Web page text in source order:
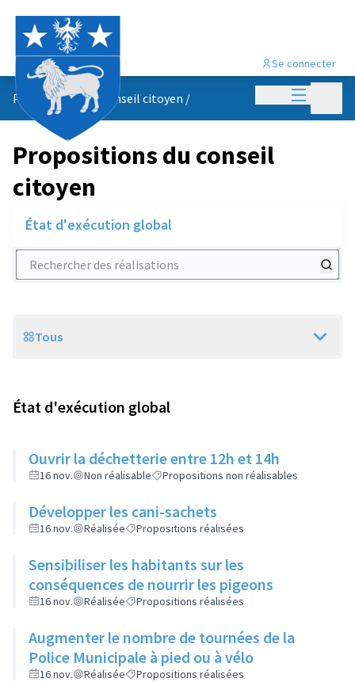
Menu
Se connecter
Propositions du conseil citoyen /
Propositions du conseil
citoyen
État d'exécution global
Rechercher des réalisations
Scope
Tous
État d'exécution global
Ouvrir la déchetterie entre 12h et 14h
16 nov. Non réalisable Propositions non réalisables
Développer les cani-sachets
16 nov. Réalisée Propositions réalisées
Sensibiliser les habitants sur les
conséquences de nourrir les pigeons
16 nov. Réalisée Propositions réalisées
Augmenter le nombre de tournées de la
Police Municipale à pied ou à vélo
16 nov. Réalisée Propositions réalisées